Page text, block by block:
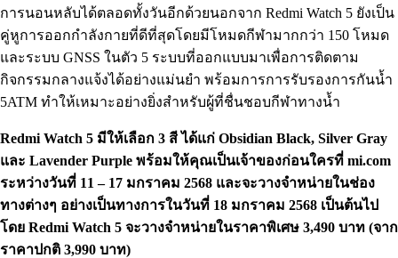
การนอนหลับได้ตลอดทั้งวันอีกด้วยนอกจาก Redmi Watch 5 ยังเป็น
คู่หูการออกกำลังกายที่ดีที่สุดโดยมีโหมดกีฬามากกว่า 150 โหมด
และระบบ GNSS ในตัว 5 ระบบที่ออกแบบมาเพื่อการติดตาม
กิจกรรมกลางแจ้งได้อย่างแม่นยำ พร้อมการการรับรองการกันน้ำ
5ATM ทำให้เหมาะอย่างยิ่งสำหรับผู้ที่ชื่นชอบกีฬาทางน้ำ
Redmi Watch 5 มีให้เลือก 3 สี ได้แก่ Obsidian Black, Silver Gray
และ Lavender Purple พร้อมให้คุณเป็นเจ้าของก่อนใครที่ mi.com
ระหว่างวันที่ 11 – 17 มกราคม 2568 และจะวางจำหน่ายในช่อง
ทางต่างๆ อย่างเป็นทางการในวันที่ 18 มกราคม 2568 เป็นต้นไป
โดย Redmi Watch 5 จะวางจำหน่ายในราคาพิเศษ 3,490 บาท (จาก
ราคาปกติ 3,990 บาท)